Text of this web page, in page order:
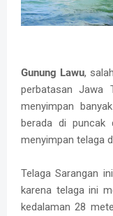
Gunung Lawu,
perbatasan Jawa
menyimpan
berada di puncak
menyimpan telaga
Telaga Sarangan
karena telaga ini
kedalaman 28